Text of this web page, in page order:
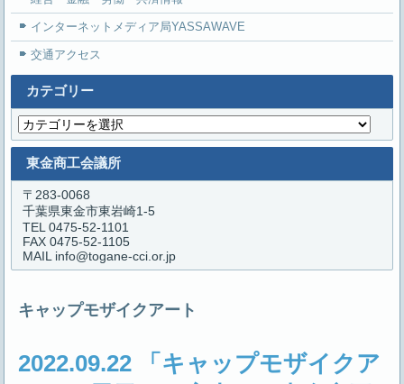
インターネットメディア局YASSAWAVE
交通アクセス
カテゴリー
カ
テ
ゴ
リ東金商工会議所
〒283-0068
千葉県東金市東岩崎1-5
TEL 0475-52-1101
FAX 0475-52-1105
MAIL info@togane-cci.or.jp
キャップモザイクアート
2022.09.22 「キャップモザイクア